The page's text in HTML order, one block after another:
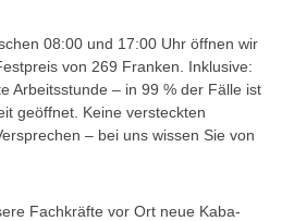
08:00 und 17:00 Uhr öffnen wir
von 269 Franken. Inklusive:
Arbeitsstunde – in 99 % der Fälle ist
geöffnet. Keine versteckten
– bei uns wissen Sie von
Fachkräfte vor Ort neue Kaba-